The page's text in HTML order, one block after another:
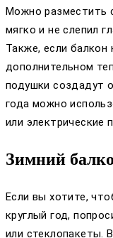
Можно разместить
мягко и не слепил
Также, если балкон
дополнительном
подушки создадут
года можно
или электрические
Зимний
Если вы хотите,
круглый год,
или стеклопакеты.